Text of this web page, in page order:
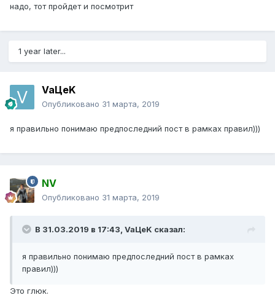
надо, тот пройдет и посмотрит
1 year later...
VaЦeK
Опубликовано 31 марта, 2019
я правильно понимаю предпоследний пост в рамках правил)))
NV
Опубликовано 31 марта, 2019
В 31.03.2019 в 17:43, VaЦeK сказал:
я правильно понимаю предпоследний пост в рамках
правил)))
Это глюк.